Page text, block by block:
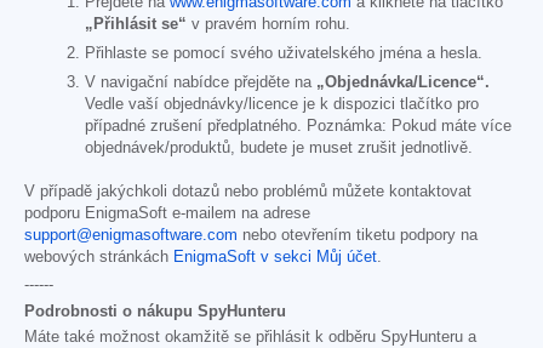
„Přihlásit se“ v pravém horním rohu.
Přihlaste se pomocí svého uživatelského jména a hesla.
V navigační nabídce přejděte na „Objednávka/Licence“.
Vedle vaší objednávky/licence je k dispozici tlačítko pro
případné zrušení předplatného. Poznámka: Pokud máte více
objednávek/produktů, budete je muset zrušit jednotlivě.
V případě jakýchkoli dotazů nebo problémů můžete kontaktovat
podporu EnigmaSoft e-mailem na adrese
support@enigmasoftware.com nebo otevřením tiketu podpory na
webových stránkách EnigmaSoft v sekci Můj účet.
------
Podrobnosti o nákupu SpyHunteru
Máte také možnost okamžitě se přihlásit k odběru SpyHunteru a